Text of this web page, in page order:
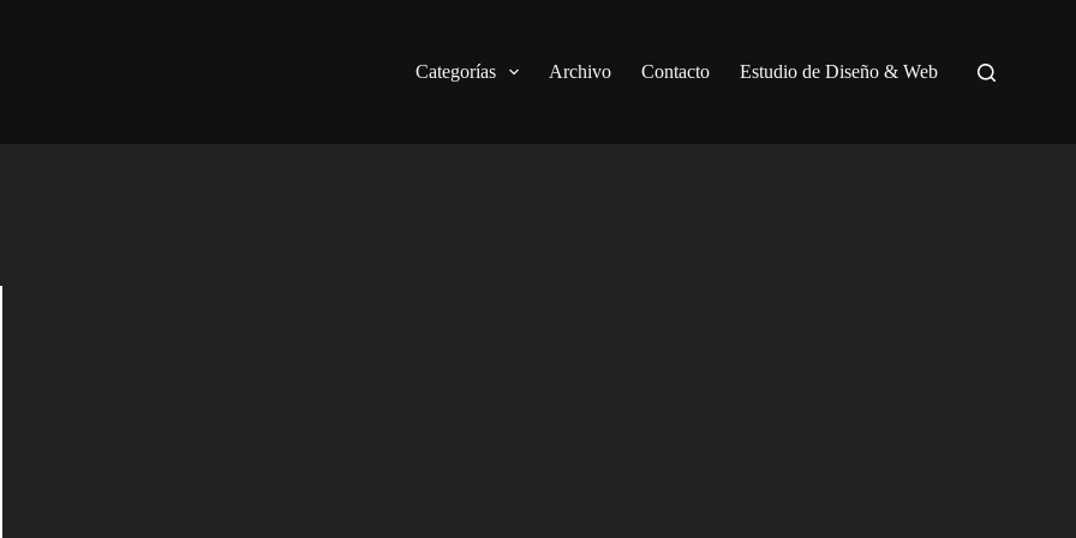
Categorías Archivo Contacto Estudio de Diseño & Web